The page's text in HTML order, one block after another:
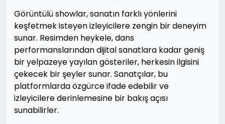
Görüntülü showlar, sanatın farklı yönlerini
keşfetmek isteyen izleyicilere zengin bir deneyim
sunar. Resimden heykele, dans
performanslarından dijital sanatlara kadar geniş
bir yelpazeye yayılan gösteriler, herkesin ilgisini
çekecek bir şeyler sunar. Sanatçılar, bu
platformlarda özgürce ifade edebilir ve
izleyicilere derinlemesine bir bakış açısı
sunabilirler.